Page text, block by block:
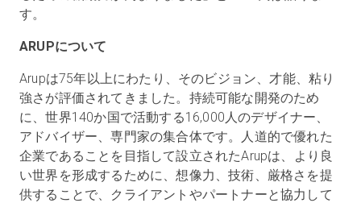
す。
ARUPについて
Arupは75年以上にわたり、そのビジョン、才能、粘り
強さが評価されてきました。持続可能な開発のため
に、世界140か国で活動する16,000人のデザイナー、
アドバイザー、専門家の集合体です。人道的で優れた
企業であることを目指して設立されたArupは、より良
い世界を形成するために、想像力、技術、厳格さを提
供することで、クライアントやパートナーと協力して